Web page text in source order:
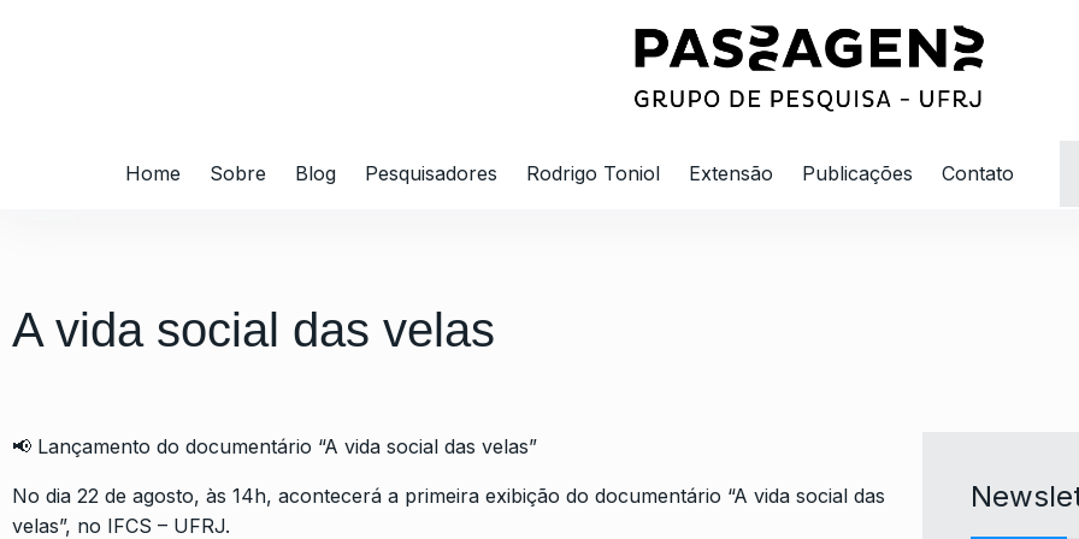
Home Sobre Blog Pesquisadores Rodrigo Toniol Extensão Publicações Contato
A vida social das velas
📢 Lançamento do documentário “A vida social das velas”
No dia 22 de agosto, às 14h, acontecerá a primeira exibição do documentário “A vida social das
velas”, no IFCS – UFRJ.